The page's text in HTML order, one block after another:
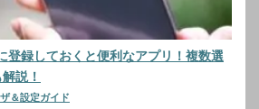
登録しておくと便利なアプリ！複数選
説！
＆設定ガイド